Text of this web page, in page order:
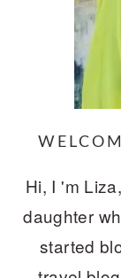
Hi, I 'm
daughter
started